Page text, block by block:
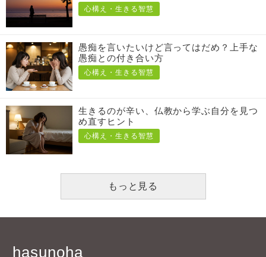
心構え・生きる智慧
愚痴を言いたいけど言ってはだめ？上手な
愚痴との付き合い方
心構え・生きる智慧
生きるのが辛い、仏教から学ぶ自分を見つ
め直すヒント
心構え・生きる智慧
もっと見る
hasunoha